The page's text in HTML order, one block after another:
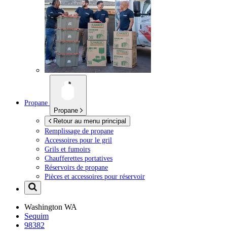
Propane
Propane
Retour au menu principal
Remplissage de propane
Accessoires pour le gril
Grils et fumoirs
Chaufferettes portatives
Réservoirs de propane
Pièces et accessoires pour réservoir
Washington WA
Sequim
98382